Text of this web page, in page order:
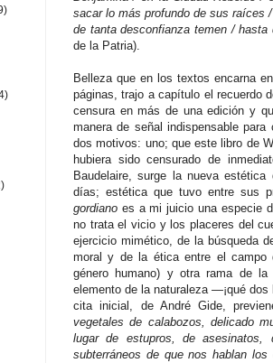
sacar lo más profundo de sus raíces
de tanta desconfianza temen /
de la Patria).
Belleza que en los textos encarna
páginas, trajo a capítulo el recuerdo
censura en más de una edición y
manera de señal indispensable
dos motivos: uno; que este libro de
hubiera sido censurado de
Baudelaire, surge la nueva
días; estética que tuvo entre sus
gordiano es a mi juicio una especie
no trata el vicio y los placeres del
ejercicio mimético, de la búsqueda
moral y de la ética entre el campo
género humano) y otra rama de
elemento de la naturaleza —¡qué
cita inicial, de André Gide,
vegetales de calabozos, delicado
lugar de estupros, de asesinatos,
subterráneos de que nos hablan